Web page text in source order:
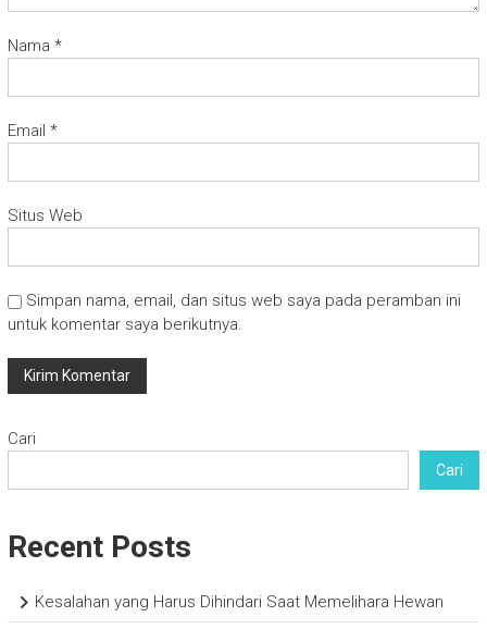
Nama *
Email *
Situs Web
Simpan nama, email, dan situs web saya pada peramban ini
untuk komentar saya berikutnya.
Cari
Cari
Recent Posts
Kesalahan yang Harus Dihindari Saat Memelihara Hewan